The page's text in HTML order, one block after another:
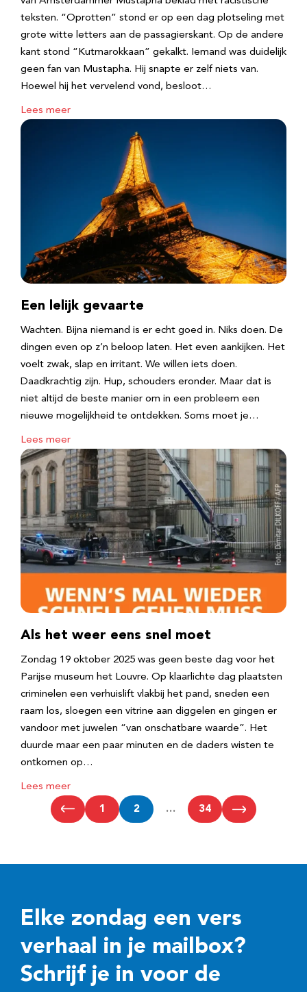
teksten. “Oprotten” stond er op een dag plotseling met
grote witte letters aan de passagierskant. Op de andere
kant stond “Kutmarokkaan” gekalkt. Iemand was duidelijk
geen fan van Mustapha. Hij snapte er zelf niets van.
Hoewel hij het vervelend vond, besloot…
Lees meer
Een lelijk gevaarte
Wachten. Bijna niemand is er echt goed in. Niks doen. De
dingen even op z’n beloop laten. Het even aankijken. Het
voelt zwak, slap en irritant. We willen iets doen.
Daadkrachtig zijn. Hup, schouders eronder. Maar dat is
niet altijd de beste manier om in een probleem een
nieuwe mogelijkheid te ontdekken. Soms moet je…
Lees meer
Als het weer eens snel moet
Zondag 19 oktober 2025 was geen beste dag voor het
Parijse museum het Louvre. Op klaarlichte dag plaatsten
criminelen een verhuislift vlakbij het pand, sneden een
raam los, sloegen een vitrine aan diggelen en gingen er
vandoor met juwelen “van onschatbare waarde”. Het
duurde maar een paar minuten en de daders wisten te
ontkomen op…
Lees meer
1 2 … 34
Elke zondag een vers
verhaal in je mailbox?
Schrijf je in voor de